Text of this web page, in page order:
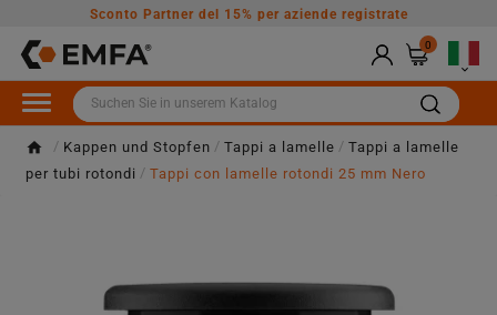
Sconto Partner del 15% per aziende registrate
0

Kappen und Stopfen Tappi a lamelle
Tappi a lamelle
per tubi rotondi
Tappi con lamelle rotondi 25 mm Nero